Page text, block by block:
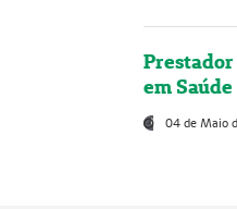
Prestador
em
04 de Maio